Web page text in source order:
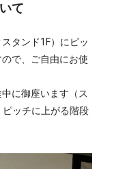
て
タンド1F）にピッ
で、ご自由にお使
に御座います（ス
ッチに上がる階段